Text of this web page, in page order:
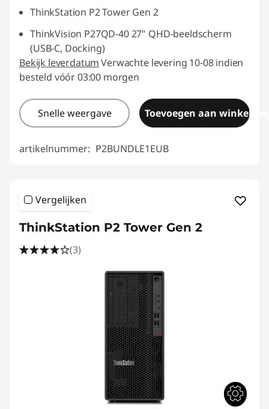
ThinkStation P2 Tower Gen 2
ThinkVision P27QD-40 27" QHD-beeldscherm
(USB-C, Docking)
Bekijk leverdatumVerwachte levering 10-08 indien
besteld vóór 03:00 morgen
Snelle weergave Toevoegen aan
artikelnummer: P2BUNDLE1EUB
Vergelijken
ThinkStation P2 Tower Gen 2
(3)